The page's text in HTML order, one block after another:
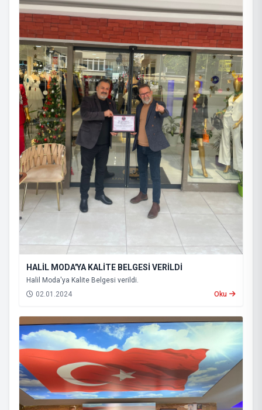
HALİL MODA'YA KALİTE BELGESİ VERİLDİ
Halil Moda'ya Kalite Belgesi verildi.
02.01.2024
Oku